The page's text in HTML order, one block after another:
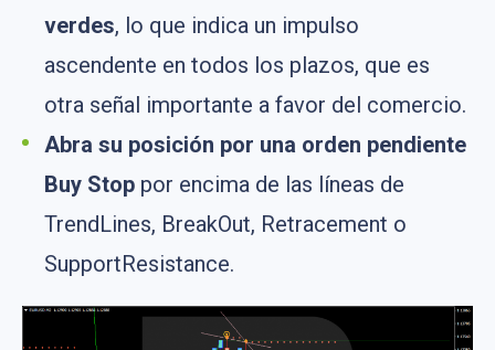
verdes, lo que indica un impulso
ascendente en todos los plazos, que es
otra señal importante a favor del comercio.
Abra su posición por una orden pendiente
Buy Stop por encima de las líneas de
TrendLines, BreakOut, Retracement o
SupportResistance.